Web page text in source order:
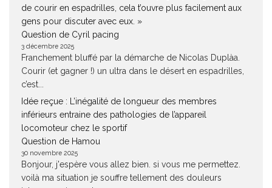
de courir en espadrilles, cela t’ouvre plus facilement aux
gens pour discuter avec eux. »
Question de Cyril pacing
3 décembre 2025
Franchement bluffé par la démarche de Nicolas Duplàa.
Courir (et gagner !) un ultra dans le désert en espadrilles,
c’est...
Idée reçue : L’inégalité de longueur des membres
inférieurs entraine des pathologies de l’appareil
locomoteur chez le sportif
Question de Hamou
30 novembre 2025
Bonjour, j'espère vous allez bien. si vous me permettez.
voilà ma situation je souffre tellement des douleurs